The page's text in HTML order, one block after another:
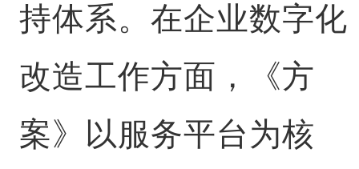
持体系。在企业数字化
改造工作方面，《方
案》以服务平台为核